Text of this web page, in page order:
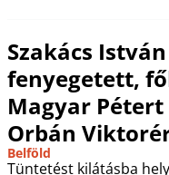
Szakács
fenyegetett,
Magyar Pétert
Orbán
Belföld
Tüntetést kilátásba